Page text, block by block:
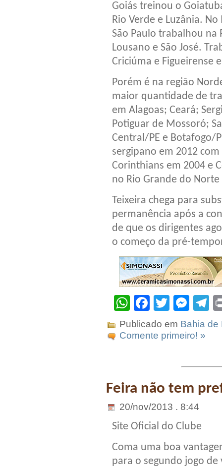
Goiás treinou o
Rio Verde e Luzânia.
São Paulo trabalhou
Lousano e São José.
Criciúma e Figueirense
Porém é na região
maior quantidade de
em Alagoas; Ceará;
Potiguar de Mossoró;
Central/PE e Botafogo/
sergipano em 2012
Corinthians em 2004 e
no Rio Grande do
Teixeira chega para
permanência após a
de que os dirigentes
o começo da pré-
WhatsApp
Facebook
Twitter
Publicado em Bahia de
Comente primeiro! »
Feira não tem
20/nov/2013 . 8:44
Site Oficial do Clube
Coma uma boa
para o segundo jogo de